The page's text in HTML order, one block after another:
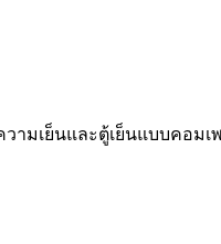
วามเย็นและตู้เย็นแบบคอ